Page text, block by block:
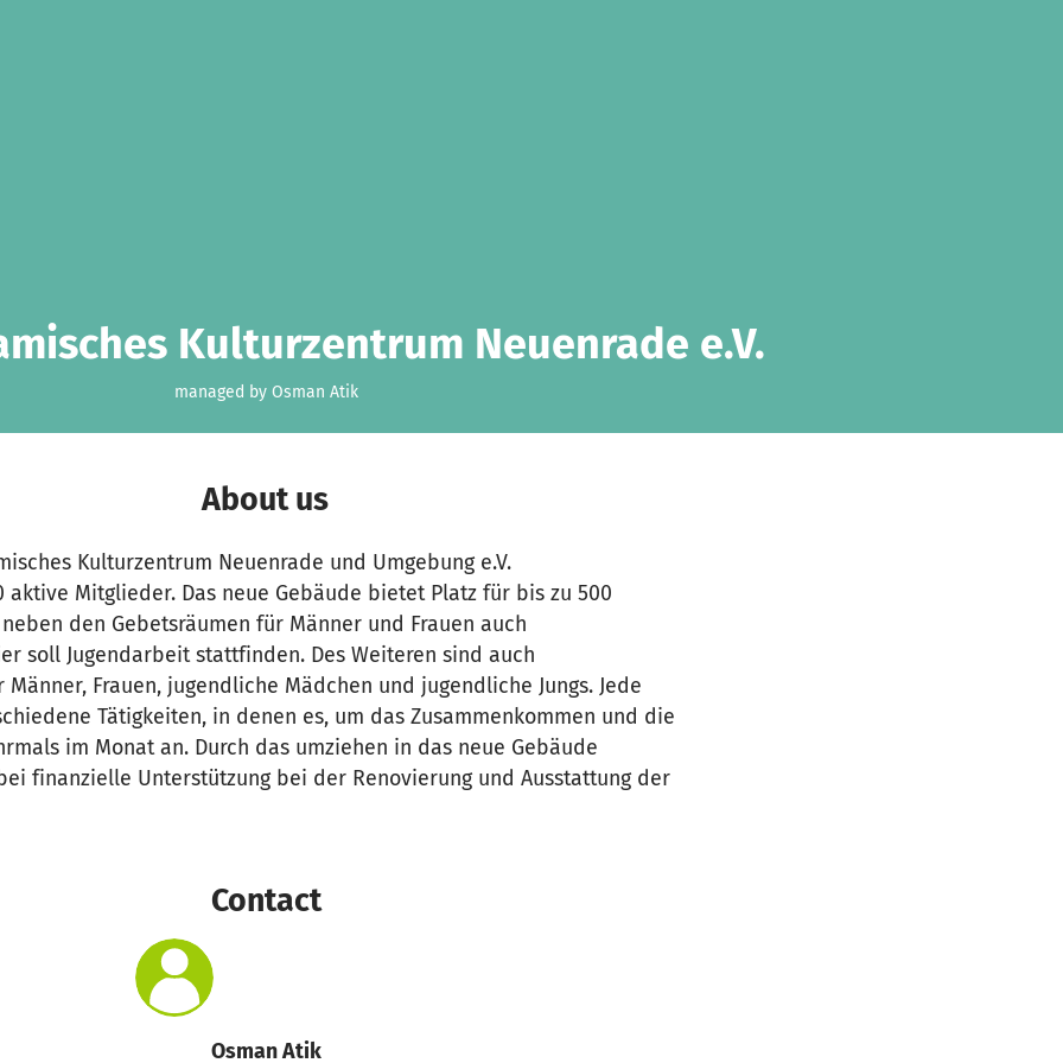
Kulturzentrum Neuenrade e.V.
managed by Osman Atik
About us
Kulturzentrum Neuenrade und Umgebung e.V.
aktive Mitglieder. Das neue Gebäude bietet Platz für bis zu 500
den Gebetsräumen für Männer und Frauen auch
soll Jugendarbeit stattfinden. Des Weiteren sind auch
Frauen, jugendliche Mädchen und jugendliche Jungs. Jede
Tätigkeiten, in denen es, um das Zusammenkommen und die
im Monat an. Durch das umziehen in das neue Gebäude
finanzielle Unterstützung bei der Renovierung und Ausstattung der
Contact
Osman Atik